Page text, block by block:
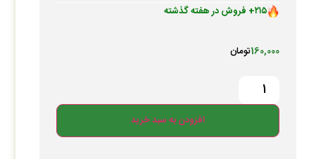
۲۱۵+ فروش در هفته گذشته
بهترین قیمت در ۳۰ روز گذشته
رضایت بالای کاربران
160,000تومان
افزودن به سبد خرید